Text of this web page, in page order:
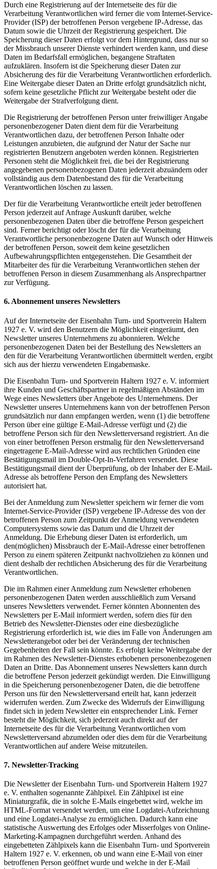
Durch eine Registrierung auf der Internetseite des für die
Verarbeitung Verantwortlichen wird ferner die vom Internet-Service-
Provider (ISP) der betroffenen Person vergebene IP-Adresse, das
Datum sowie die Uhrzeit der Registrierung gespeichert. Die
Speicherung dieser Daten erfolgt vor dem Hintergrund, dass nur so
der Missbrauch unserer Dienste verhindert werden kann, und diese
Daten im Bedarfsfall ermöglichen, begangene Straftaten
aufzuklären. Insofern ist die Speicherung dieser Daten zur
Absicherung des für die Verarbeitung Verantwortlichen erforderlich.
Eine Weitergabe dieser Daten an Dritte erfolgt grundsätzlich nicht,
sofern keine gesetzliche Pflicht zur Weitergabe besteht oder die
Weitergabe der Strafverfolgung dient.
Die Registrierung der betroffenen Person unter freiwilliger Angabe
personenbezogener Daten dient dem für die Verarbeitung
Verantwortlichen dazu, der betroffenen Person Inhalte oder
Leistungen anzubieten, die aufgrund der Natur der Sache nur
registrierten Benutzern angeboten werden können. Registrierten
Personen steht die Möglichkeit frei, die bei der Registrierung
angegebenen personenbezogenen Daten jederzeit abzuändern oder
vollständig aus dem Datenbestand des für die Verarbeitung
Verantwortlichen löschen zu lassen.
Der für die Verarbeitung Verantwortliche erteilt jeder betroffenen
Person jederzeit auf Anfrage Auskunft darüber, welche
personenbezogenen Daten über die betroffene Person gespeichert
sind. Ferner berichtigt oder löscht der für die Verarbeitung
Verantwortliche personenbezogene Daten auf Wunsch oder Hinweis
der betroffenen Person, soweit dem keine gesetzlichen
Aufbewahrungspflichten entgegenstehen. Die Gesamtheit der
Mitarbeiter des für die Verarbeitung Verantwortlichen stehen der
betroffenen Person in diesem Zusammenhang als Ansprechpartner
zur Verfügung.
6. Abonnement unseres Newsletters
Auf der Internetseite der Eisenbahn Turn- und Sportverein Haltern
1927 e. V. wird den Benutzern die Möglichkeit eingeräumt, den
Newsletter unseres Unternehmens zu abonnieren. Welche
personenbezogenen Daten bei der Bestellung des Newsletters an
den für die Verarbeitung Verantwortlichen übermittelt werden, ergibt
sich aus der hierzu verwendeten Eingabemaske.
Die Eisenbahn Turn- und Sportverein Haltern 1927 e. V. informiert
ihre Kunden und Geschäftspartner in regelmäßigen Abständen im
Wege eines Newsletters über Angebote des Unternehmens. Der
Newsletter unseres Unternehmens kann von der betroffenen Person
grundsätzlich nur dann empfangen werden, wenn (1) die betroffene
Person über eine gültige E-Mail-Adresse verfügt und (2) die
betroffene Person sich für den Newsletterversand registriert. An die
von einer betroffenen Person erstmalig für den Newsletterversand
eingetragene E-Mail-Adresse wird aus rechtlichen Gründen eine
Bestätigungsmail im Double-Opt-In-Verfahren versendet. Diese
Bestätigungsmail dient der Überprüfung, ob der Inhaber der E-Mail-
Adresse als betroffene Person den Empfang des Newsletters
autorisiert hat.
Bei der Anmeldung zum Newsletter speichern wir ferner die vom
Internet-Service-Provider (ISP) vergebene IP-Adresse des von der
betroffenen Person zum Zeitpunkt der Anmeldung verwendeten
Computersystems sowie das Datum und die Uhrzeit der
Anmeldung. Die Erhebung dieser Daten ist erforderlich, um
den(möglichen) Missbrauch der E-Mail-Adresse einer betroffenen
Person zu einem späteren Zeitpunkt nachvollziehen zu können und
dient deshalb der rechtlichen Absicherung des für die Verarbeitung
Verantwortlichen.
Die im Rahmen einer Anmeldung zum Newsletter erhobenen
personenbezogenen Daten werden ausschließlich zum Versand
unseres Newsletters verwendet. Ferner könnten Abonnenten des
Newsletters per E-Mail informiert werden, sofern dies für den
Betrieb des Newsletter-Dienstes oder eine diesbezügliche
Registrierung erforderlich ist, wie dies im Falle von Änderungen am
Newsletterangebot oder bei der Veränderung der technischen
Gegebenheiten der Fall sein könnte. Es erfolgt keine Weitergabe der
im Rahmen des Newsletter-Dienstes erhobenen personenbezogenen
Daten an Dritte. Das Abonnement unseres Newsletters kann durch
die betroffene Person jederzeit gekündigt werden. Die Einwilligung
in die Speicherung personenbezogener Daten, die die betroffene
Person uns für den Newsletterversand erteilt hat, kann jederzeit
widerrufen werden. Zum Zwecke des Widerrufs der Einwilligung
findet sich in jedem Newsletter ein entsprechender Link. Ferner
besteht die Möglichkeit, sich jederzeit auch direkt auf der
Internetseite des für die Verarbeitung Verantwortlichen vom
Newsletterversand abzumelden oder dies dem für die Verarbeitung
Verantwortlichen auf andere Weise mitzuteilen.
7. Newsletter-Tracking
Die Newsletter der Eisenbahn Turn- und Sportverein Haltern 1927
e. V. enthalten sogenannte Zählpixel. Ein Zählpixel ist eine
Miniaturgrafik, die in solche E-Mails eingebettet wird, welche im
HTML-Format versendet werden, um eine Logdatei-Aufzeichnung
und eine Logdatei-Analyse zu ermöglichen. Dadurch kann eine
statistische Auswertung des Erfolges oder Misserfolges von Online-
Marketing-Kampagnen durchgeführt werden. Anhand des
eingebetteten Zählpixels kann die Eisenbahn Turn- und Sportverein
Haltern 1927 e. V. erkennen, ob und wann eine E-Mail von einer
betroffenen Person geöffnet wurde und welche in der E-Mail